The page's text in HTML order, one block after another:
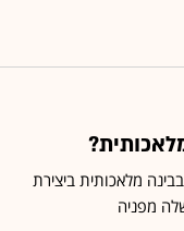
מלאכותית ביצירת
מפניה